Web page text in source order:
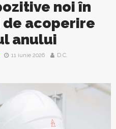
noi în
de acoperire
anului
11 iunie 2026 D.C.